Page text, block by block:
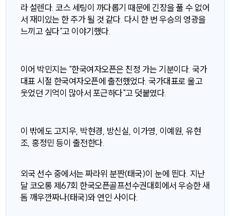
라 설렌다. 코스 세팅이 까다롭기 때문에 긴장을 풀 수 없어
서 재미있는 한 주가 될 것 같다. 다시 한 번 우승의 영광을
느끼고 싶다"고 이야기했다.
이어 박민지는 "한국여자오픈은 친정 가는 기분이다. 국가
대표 시절 한국여자오픈에 출전했었다. 국가대표로 울고
웃었던 기억이 많아서 포근하다"고 덧붙였다.
이 밖에도 고지우, 박현경, 방신실, 이가영, 이예원, 유현
조, 홍정민 등이 출전한다.
외국 선수 중에서는 짜라위 분짠(태국)이 눈에 띈다. 지난
달 코오롱 제67회 한국오픈골프선수권대회에서 우승한 새
돔 깨우깐짜나(태국)와 연인 사이다.